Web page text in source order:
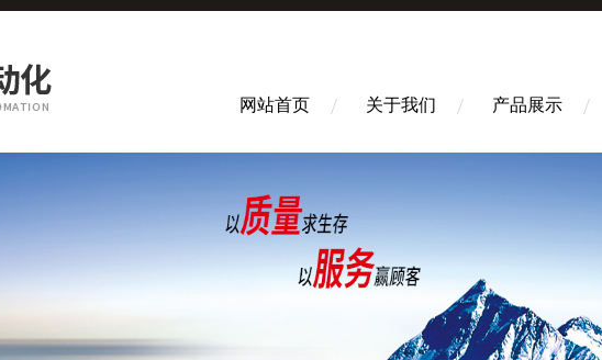
网站首页 关于我们 产品展示